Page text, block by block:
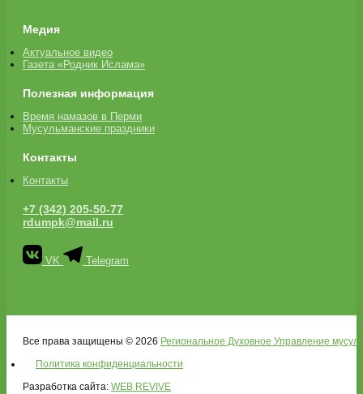
Медия
Актуальное видео
Газета «Родник Ислама»
Полезная информация
Время намазов в Перми
Мусульманские праздники
Контакты
Контакты
+7 (342) 205-50-77
rdumpk@mail.ru
VK Telegram
Все права защищены © 2026 Региональное Духовное Управление
Политика конфиденциальности
Разработка сайта: WEB REVIVE